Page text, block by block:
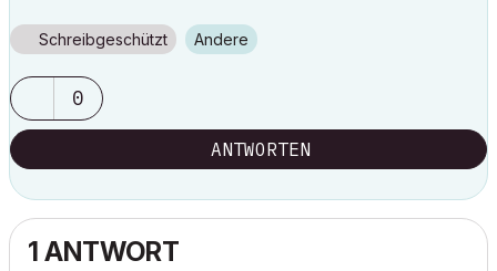
Schreibgeschützt Andere
0
ANTWORTEN
1 ANTWORT